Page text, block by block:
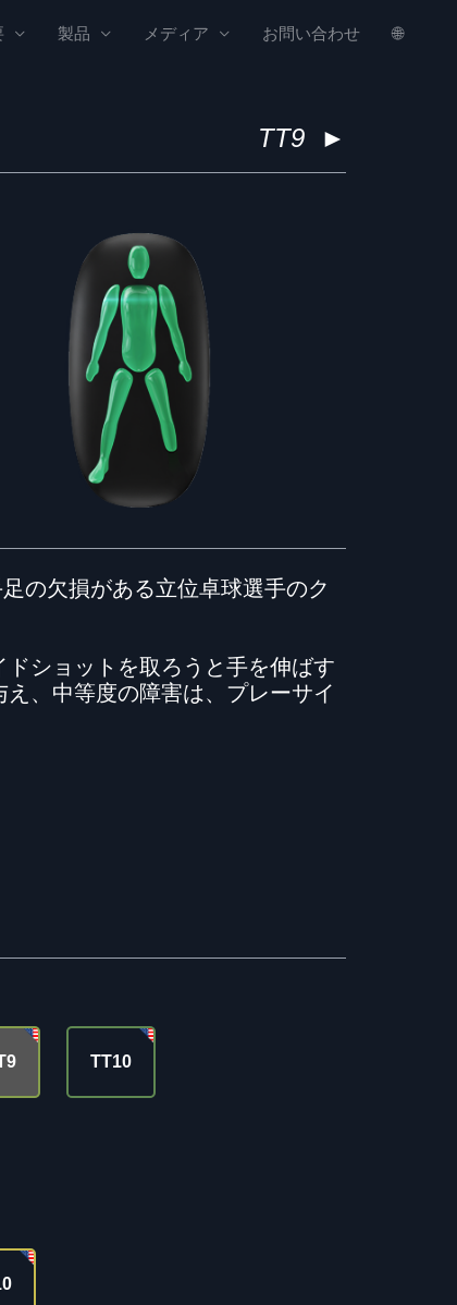
製品 メディア お問い合わせ 🌐
►
TT9
の欠損がある立位卓球選手のク
ショットを取ろうと手を伸ばす
、中等度の障害は、プレーサイ
TT10